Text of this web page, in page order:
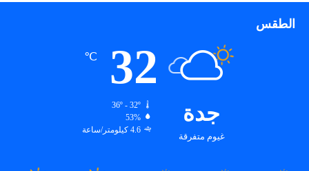
الطقس
جدة
غيوم متفرقة
32
℃
36º - 32º
53%
4.6 كيلومتر/ساعة